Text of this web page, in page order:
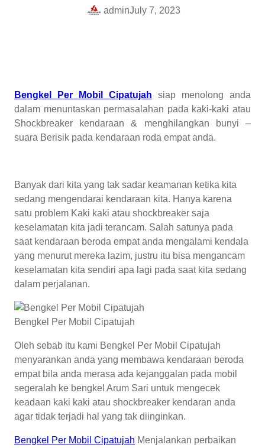
adminJuly 7, 2023
Bengkel Per Mobil Cipatujah siap menolong anda
dalam menuntaskan permasalahan pada kaki-kaki atau
Shockbreaker kendaraan & menghilangkan bunyi –
suara Berisik pada kendaraan roda empat anda.
Banyak dari kita yang tak sadar keamanan ketika kita
sedang mengendarai kendaraan kita. Hanya karena
satu problem Kaki kaki atau shockbreaker saja
keselamatan kita jadi terancam. Salah satunya pada
saat kendaraan beroda empat anda mengalami kendala
yang menurut mereka lazim, justru itu bisa mengancam
keselamatan kita sendiri apa lagi pada saat kita sedang
dalam perjalanan.
Bengkel Per Mobil Cipatujah
Oleh sebab itu kami Bengkel Per Mobil Cipatujah
menyarankan anda yang membawa kendaraan beroda
empat bila anda merasa ada kejanggalan pada mobil
segeralah ke bengkel Arum Sari untuk mengecek
keadaan kaki kaki atau shockbreaker kendaran anda
agar tidak terjadi hal yang tak diinginkan.
Bengkel Per Mobil Cipatujah Menjalankan perbaikan